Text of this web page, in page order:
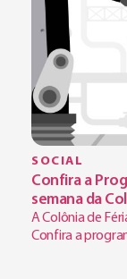
SOCIAL
Confira a
semana da
A Colônia de
Confira a